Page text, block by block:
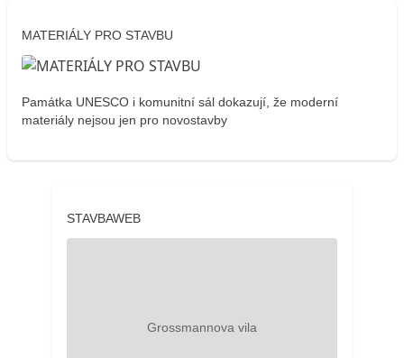
MATERIÁLY PRO STAVBU
Památka UNESCO i komunitní sál dokazují, že moderní
materiály nejsou jen pro novostavby
STAVBAWEB